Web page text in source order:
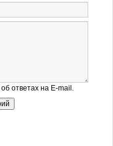
ответах на E-mail.